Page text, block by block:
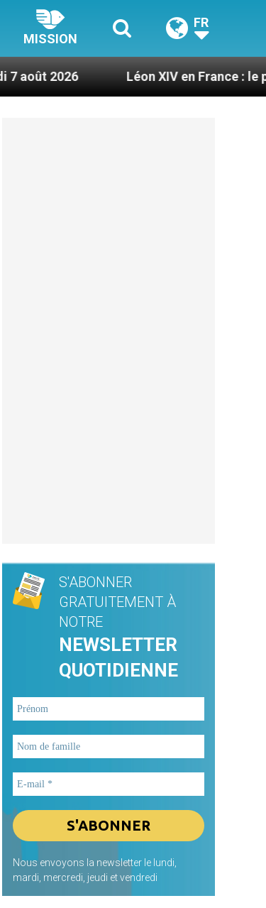
MISSION
FR
Léon XIV en France : le programme
S'ABONNER
GRATUITEMENT À
NOTRE
NEWSLETTER
QUOTIDIENNE
Nous envoyons la newsletter le lundi,
mardi, mercredi, jeudi et vendredi